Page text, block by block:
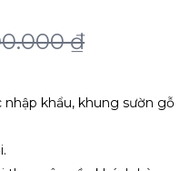
₫
nhập khẩu, khung sườn gỗ